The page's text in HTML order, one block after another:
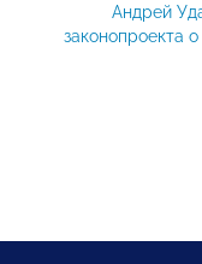
Андрей
законопроекта